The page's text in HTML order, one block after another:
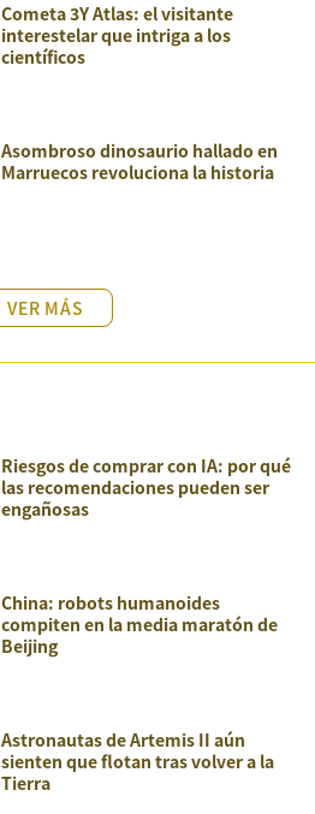
Cometa 3Y Atlas: el visitante
interestelar que intriga a los
científicos
Asombroso dinosaurio hallado en
Marruecos revoluciona la historia
VER MÁS
Riesgos de comprar con IA: por qué
las recomendaciones pueden ser
engañosas
China: robots humanoides
compiten en la media maratón de
Beijing
Astronautas de Artemis II aún
sienten que flotan tras volver a la
Tierra